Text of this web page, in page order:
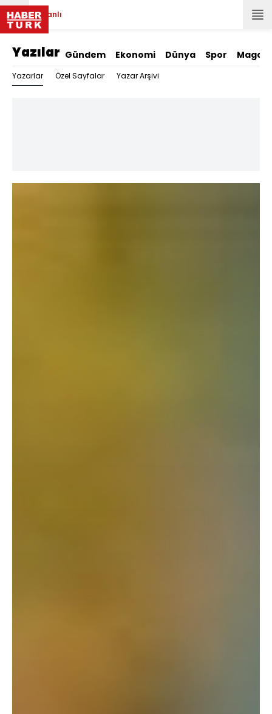
Canlı
Yazılar Gündem Ekonomi Dünya Spor
Yazarlar Özel Sayfalar Yazar Arşivi